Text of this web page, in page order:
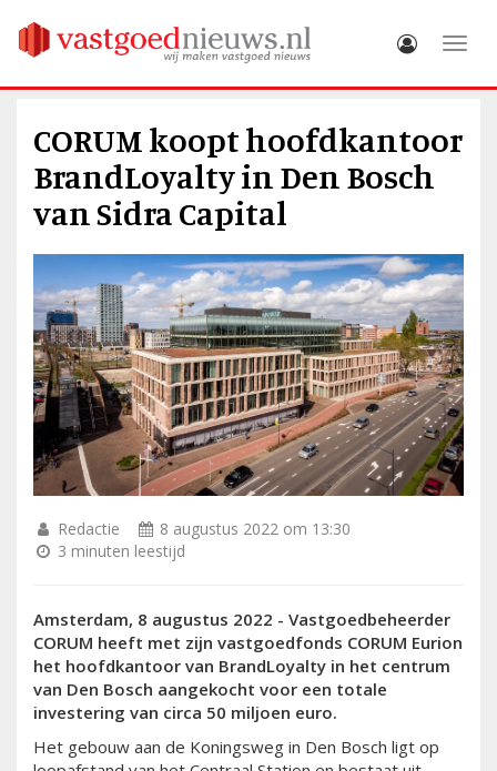
CORUM koopt hoofdkantoor
BrandLoyalty in Den Bosch
van Sidra Capital
Redactie
8 augustus 2022 om 13:30
3 minuten leestijd
Amsterdam, 8 augustus 2022 - Vastgoedbeheerder
CORUM heeft met zijn vastgoedfonds CORUM Eurion
het hoofdkantoor van BrandLoyalty in het centrum
van Den Bosch aangekocht voor een totale
investering van circa 50 miljoen euro.
Het gebouw aan de Koningsweg in Den Bosch ligt op